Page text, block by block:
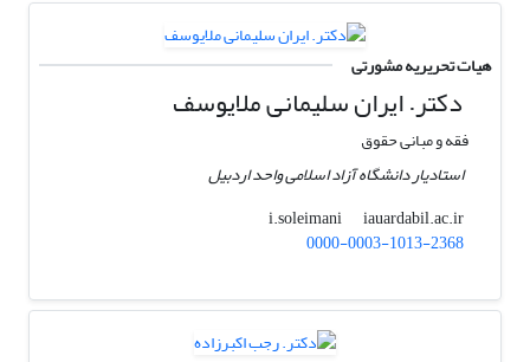
هیات تحریریه مشورتی
دکتر. ایران سلیمانی ملایوسف
فقه و مبانی حقوق
استادیار دانشگاه آزاد اسلامی واحد اردبیل
i.soleimani
iauardabil.ac.ir
0000-0003-1013-2368